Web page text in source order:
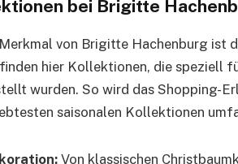
bei Brigitte
von Brigitte Hachenburg ist
hier Kollektionen, die speziell
wurden. So wird das Shopping-
saisonalen Kollektionen
Von klassischen